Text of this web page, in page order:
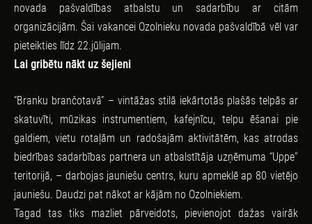
novada pašvaldības atbalstu un sadarbību ar citām
organizācijām. Šai vakancei Ozolnieku novada pašvaldībā vēl var
pieteikties līdz 22.jūlijam.
Lai gribētu nākt uz šejieni
“Branku brančotavā” – vintāžas stilā iekārtotās plašās telpās ar
skatuvīti, mūzikas instrumentiem, kafejnīcu, telpu ēšanai pie
galdiem, vietu rotaļām un radošajām aktivitātēm, kas atrodas
biedrības sadarbības partnera un atbalstītāja uzņēmuma “Uppe”
teritorijā, – darbojas jauniešu centrs, kuru apmeklē ap 80 vietējo
jauniešu. Daudzi pat nākot ar kājām no Ozolniekiem.
Tagad tas tiks mazliet pārveidots, pievienojot dažas vairāk